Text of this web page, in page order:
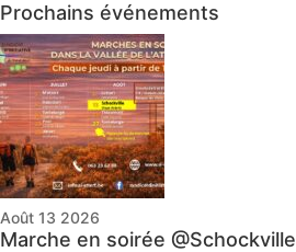
Prochains événements
Août 13 2026
Marche en soirée @Schockville